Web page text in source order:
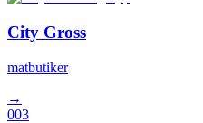
City Gross
matbutiker
→
003